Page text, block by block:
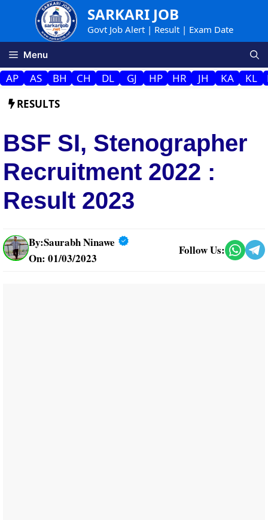
SARKARI JOB
Govt Job Alert | Result | Exam Date
Menu
AP AS BH CH DL GJ HP HR JH KA KL
RESULTS
BSF SI, Stenographer
Recruitment 2022 :
Result 2023
By:Saurabh Ninawe
On: 01/03/2023
Follow Us: